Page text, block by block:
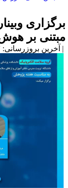
بر
بروزرسانی: ۱۴۰۳/۹/۱۷ |